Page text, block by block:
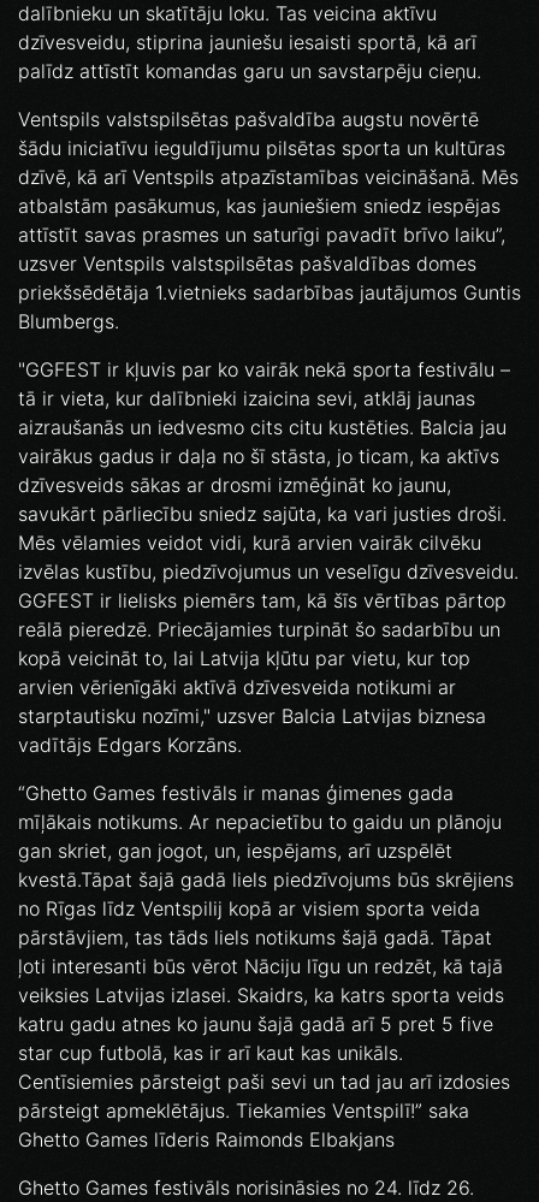
dalībnieku un skatītāju loku. Tas veicina aktīvu
dzīvesveidu, stiprina jauniešu iesaisti sportā, kā arī
palīdz attīstīt komandas garu un savstarpēju cieņu.
Ventspils valstspilsētas pašvaldība augstu novērtē
šādu iniciatīvu ieguldījumu pilsētas sporta un kultūras
dzīvē, kā arī Ventspils atpazīstamības veicināšanā. Mēs
atbalstām pasākumus, kas jauniešiem sniedz iespējas
attīstīt savas prasmes un saturīgi pavadīt brīvo laiku”,
uzsver Ventspils valstspilsētas pašvaldības domes
priekšsēdētāja 1.vietnieks sadarbības jautājumos Guntis
Blumbergs.
"GGFEST ir kļuvis par ko vairāk nekā sporta festivālu –
tā ir vieta, kur dalībnieki izaicina sevi, atklāj jaunas
aizraušanās un iedvesmo cits citu kustēties. Balcia jau
vairākus gadus ir daļa no šī stāsta, jo ticam, ka aktīvs
dzīvesveids sākas ar drosmi izmēģināt ko jaunu,
savukārt pārliecību sniedz sajūta, ka vari justies droši.
Mēs vēlamies veidot vidi, kurā arvien vairāk cilvēku
izvēlas kustību, piedzīvojumus un veselīgu dzīvesveidu.
GGFEST ir lielisks piemērs tam, kā šīs vērtības pārtop
reālā pieredzē. Priecājamies turpināt šo sadarbību un
kopā veicināt to, lai Latvija kļūtu par vietu, kur top
arvien vērienīgāki aktīvā dzīvesveida notikumi ar
starptautisku nozīmi," uzsver Balcia Latvijas biznesa
vadītājs Edgars Korzāns.
“Ghetto Games festivāls ir manas ģimenes gada
mīļākais notikums. Ar nepacietību to gaidu un plānoju
gan skriet, gan jogot, un, iespējams, arī uzspēlēt
kvestā.Tāpat šajā gadā liels piedzīvojums būs skrējiens
no Rīgas līdz Ventspilij kopā ar visiem sporta veida
pārstāvjiem, tas tāds liels notikums šajā gadā. Tāpat
ļoti interesanti būs vērot Nāciju līgu un redzēt, kā tajā
veiksies Latvijas izlasei. Skaidrs, ka katrs sporta veids
katru gadu atnes ko jaunu šajā gadā arī 5 pret 5 five
star cup futbolā, kas ir arī kaut kas unikāls.
Centīsiemies pārsteigt paši sevi un tad jau arī izdosies
pārsteigt apmeklētājus. Tiekamies Ventspilī!” saka
Ghetto Games līderis Raimonds Elbakjans
Ghetto Games festivāls norisināsies no 24. līdz 26.